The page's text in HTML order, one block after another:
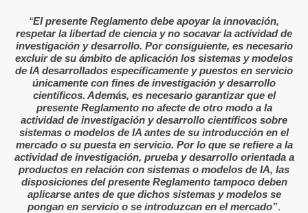
“El presente Reglamento debe apoyar la innovación,
respetar la libertad de ciencia y no socavar la actividad de
investigación y desarrollo. Por consiguiente, es necesario
excluir de su ámbito de aplicación los sistemas y modelos
de IA desarrollados específicamente y puestos en servicio
únicamente con fines de investigación y desarrollo
científicos. Además, es necesario garantizar que el
presente Reglamento no afecte de otro modo a la
actividad de investigación y desarrollo científicos sobre
sistemas o modelos de IA antes de su introducción en el
mercado o su puesta en servicio. Por lo que se refiere a la
actividad de investigación, prueba y desarrollo orientada a
productos en relación con sistemas o modelos de IA, las
disposiciones del presente Reglamento tampoco deben
aplicarse antes de que dichos sistemas y modelos se
pongan en servicio o se introduzcan en el mercado”.